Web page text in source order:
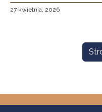
27 kwietnia, 2026